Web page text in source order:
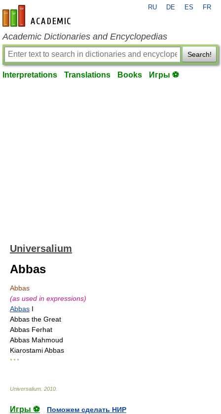
en-academic.com
RU DE ES FR
Academic Dictionaries and Encyclopedias
Search!
Interpretations Translations Books Игры ⚽
Universalium
Abbas
Abbas
(as used in expressions)
Abbas I
Abbas the Great
Abbas Ferhat
Abbas Mahmoud
Kiarostami Abbas
* * *
Universalium 2010
Игры ⚽
Поможем сделать НИР